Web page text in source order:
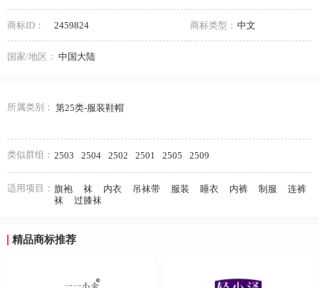
商标ID： 2459824 商标类型： 中文
国家/地区： 中国大陆
所属类别： 第25类-服装鞋帽
类似群组： 2503 2504 2502 2501 2505 2509
适用项目： 旗袍 袜 内衣 吊袜带 服装 睡衣 内裤 制服
连裤
袜
过膝袜
精品商标推荐